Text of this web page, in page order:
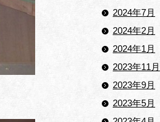
2024年7月
2024年2月
2024年1月
2023年11月
2023年9月
2023年5月